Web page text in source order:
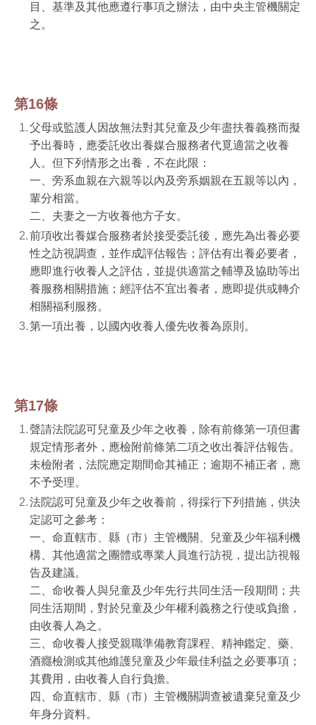
目、基準及其他應遵行事項之辦法，由中央主管機關定
之。
第16條
父母或監護人因故無法對其兒童及少年盡扶養義務而擬
予出養時，應委託收出養媒合服務者代覓適當之收養
人。但下列情形之出養，不在此限：
一、旁系血親在六親等以內及旁系姻親在五親等以內，
輩分相當。
二、夫妻之一方收養他方子女。
前項收出養媒合服務者於接受委託後，應先為出養必要
性之訪視調查，並作成評估報告；評估有出養必要者，
應即進行收養人之評估，並提供適當之輔導及協助等出
養服務相關措施；經評估不宜出養者，應即提供或轉介
相關福利服務。
第一項出養，以國內收養人優先收養為原則。
第17條
聲請法院認可兒童及少年之收養，除有前條第一項但書
規定情形者外，應檢附前條第二項之收出養評估報告。
未檢附者，法院應定期間命其補正；逾期不補正者，應
不予受理。
法院認可兒童及少年之收養前，得採行下列措施，供決
定認可之參考：
一、命直轄市、縣（市）主管機關、兒童及少年福利機
構、其他適當之團體或專業人員進行訪視，提出訪視報
告及建議。
二、命收養人與兒童及少年先行共同生活一段期間；共
同生活期間，對於兒童及少年權利義務之行使或負擔，
由收養人為之。
三、命收養人接受親職準備教育課程、精神鑑定、藥、
酒癮檢測或其他維護兒童及少年最佳利益之必要事項；
其費用，由收養人自行負擔。
四、命直轄市、縣（市）主管機關調查被遺棄兒童及少
年身分資料。